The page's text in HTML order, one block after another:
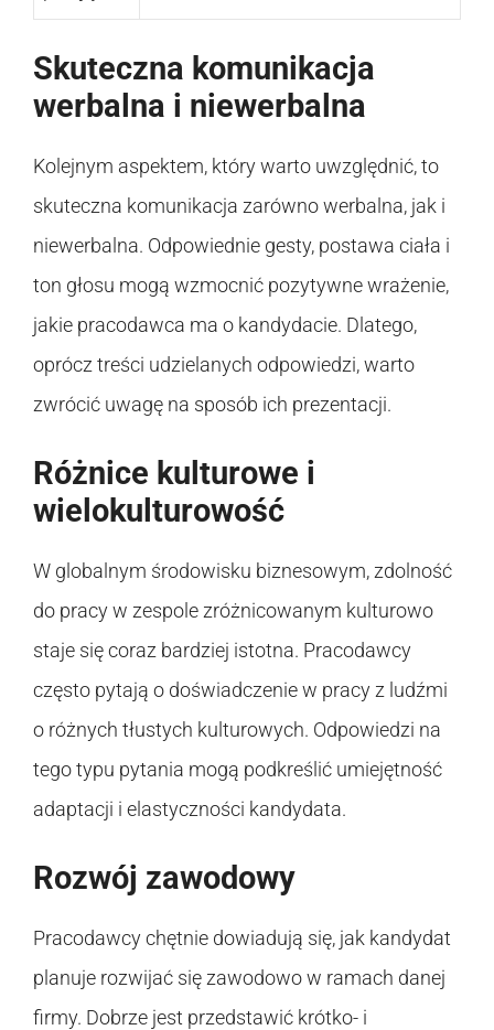
Skuteczna komunikacja
werbalna i niewerbalna
Kolejnym aspektem, który warto uwzględnić, to
skuteczna komunikacja zarówno werbalna, jak i
niewerbalna. Odpowiednie gesty, postawa ciała i
ton głosu mogą wzmocnić pozytywne wrażenie,
jakie pracodawca ma o kandydacie. Dlatego,
oprócz treści udzielanych odpowiedzi, warto
zwrócić uwagę na sposób ich prezentacji.
Różnice kulturowe i
wielokulturowość
W globalnym środowisku biznesowym, zdolność
do pracy w zespole zróżnicowanym kulturowo
staje się coraz bardziej istotna. Pracodawcy
często pytają o doświadczenie w pracy z ludźmi
o różnych tłustych kulturowych. Odpowiedzi na
tego typu pytania mogą podkreślić umiejętność
adaptacji i elastyczności kandydata.
Rozwój zawodowy
Pracodawcy chętnie dowiadują się, jak kandydat
planuje rozwijać się zawodowo w ramach danej
firmy. Dobrze jest przedstawić krótko- i